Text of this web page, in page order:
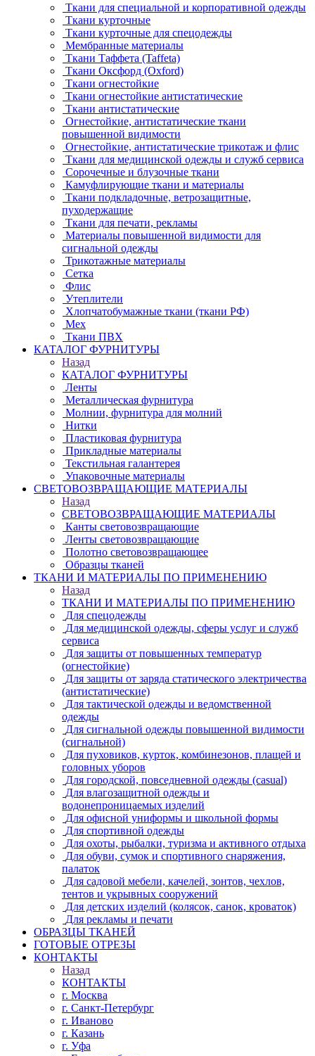
Ткани для специальной и корпоративной одежды
Ткани курточные
Ткани курточные для спецодежды
Мембранные материалы
Ткани Таффета (Taffeta)
Ткани Оксфорд (Oxford)
Ткани огнестойкие
Ткани огнестойкие антистатические
Ткани антистатические
Огнестойкие, антистатические ткани
повышенной видимости
Огнестойкие, антистатические трикотаж и флис
Ткани для медицинской одежды и служб сервиса
Сорочечные и блузочные ткани
Камуфлирующие ткани и материалы
Ткани подкладочные, ветрозащитные,
пуходержащие
Ткани для печати, рекламы
Материалы повышенной видимости для
сигнальной одежды
Трикотажные материалы
Сетка
Флис
Утеплители
Хлопчатобумажные ткани (ткани РФ)
Мех
Ткани ПВХ
КАТАЛОГ ФУРНИТУРЫ
Назад
КАТАЛОГ ФУРНИТУРЫ
Ленты
Металлическая фурнитура
Молнии, фурнитура для молний
Нитки
Пластиковая фурнитура
Прикладные материалы
Текстильная галантерея
Упаковочные материалы
СВЕТОВОЗВРАЩАЮЩИЕ МАТЕРИАЛЫ
Назад
СВЕТОВОЗВРАЩАЮЩИЕ МАТЕРИАЛЫ
Канты световозвращающие
Ленты световозвращающие
Полотно световозвращающее
Образцы тканей
ТКАНИ И МАТЕРИАЛЫ ПО ПРИМЕНЕНИЮ
Назад
ТКАНИ И МАТЕРИАЛЫ ПО ПРИМЕНЕНИЮ
Для спецодежды
Для медицинской одежды, сферы услуг и служб
сервиса
Для защиты от повышенных температур
(огнестойкие)
Для защиты от заряда статического электричества
(антистатические)
Для тактической одежды и ведомственной
одежды
Для сигнальной одежды повышенной видимости
(сигнальной)
Для пуховиков, курток, комбинезонов, плащей и
головных уборов
Для городской, повседневной одежды (casual)
Для влагозащитной одежды и
водонепроницаемых изделий
Для офисной униформы и школьной формы
Для спортивной одежды
Для охоты, рыбалки, туризма и активного отдыха
Для обуви, сумок и спортивного снаряжения,
палаток
Для садовой мебели, качелей, зонтов, чехлов,
тентов и укрывных сооружений
Для детских изделий (колясок, санок, кроваток)
Для рекламы и печати
ОБРАЗЦЫ ТКАНЕЙ
ГОТОВЫЕ ОТРЕЗЫ
КОНТАКТЫ
Назад
КОНТАКТЫ
г. Москва
г. Санкт-Петербург
г. Иваново
г. Казань
г. Уфа